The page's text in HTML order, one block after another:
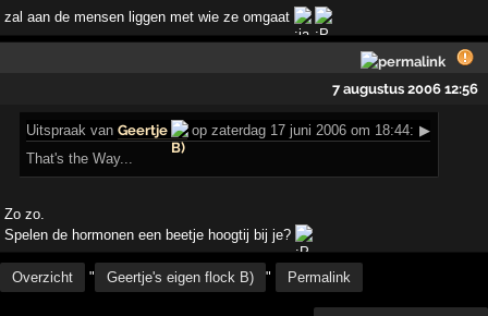
zal aan de mensen liggen met wie ze omgaat
7 augustus 2006 12:56
Uitspraak vanGeertje op zaterdag 17 juni 2006 om 18:44: ▶
That's the Way...
Zo zo.
Spelen de hormonen een beetje hoogtij bij je?
Overzicht " Geertje's eigen flock B) " Permalink